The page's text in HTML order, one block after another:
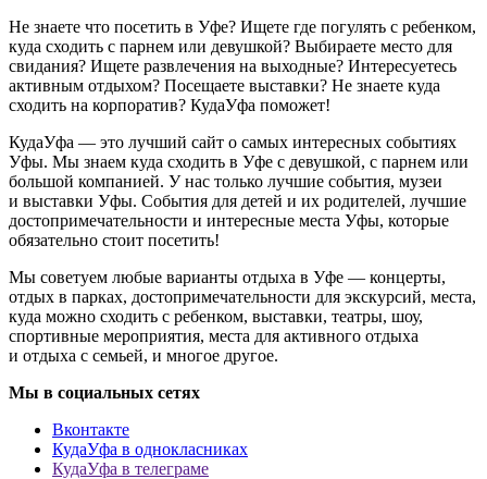
Не знаете что посетить в Уфе? Ищете где погулять с ребенком,
куда сходить с парнем или девушкой? Выбираете место для
свидания? Ищете развлечения на выходные? Интересуетесь
активным отдыхом? Посещаете выставки? Не знаете куда
сходить на корпоратив? КудаУфа поможет!
КудаУфа — это лучший сайт о самых интересных событиях
Уфы. Мы знаем куда сходить в Уфе с девушкой, с парнем или
большой компанией. У нас только лучшие события, музеи
и выставки Уфы. События для детей и их родителей, лучшие
достопримечательности и интересные места Уфы, которые
обязательно стоит посетить!
Мы советуем любые варианты отдыха в Уфе — концерты,
отдых в парках, достопримечательности для экскурсий, места,
куда можно сходить с ребенком, выставки, театры, шоу,
спортивные мероприятия, места для активного отдыха
и отдыха с семьей, и многое другое.
Мы в социальных сетях
Вконтакте
КудаУфа в однокласниках
КудаУфа в телеграме